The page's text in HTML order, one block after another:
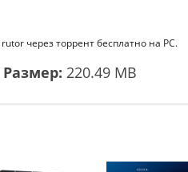
через торрент бесплатно на PC.
Размер: 220.49 MB